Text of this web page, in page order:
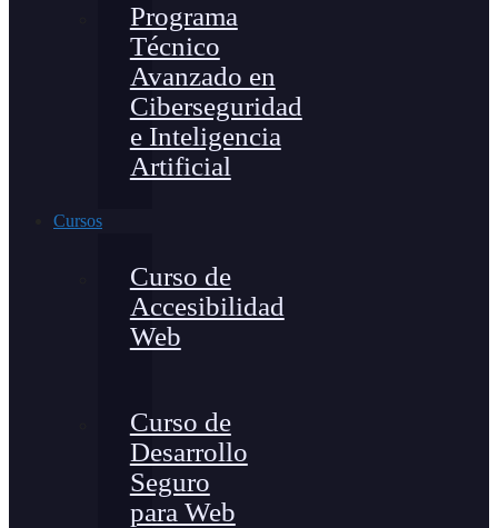
Programa
Técnico
Avanzado en
Ciberseguridad
e Inteligencia
Artificial
Cursos
Curso de
Accesibilidad
Web
Curso de
Desarrollo
Seguro
para Web